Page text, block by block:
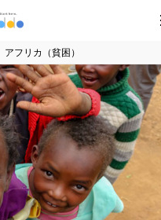
アフリカ（貧困）